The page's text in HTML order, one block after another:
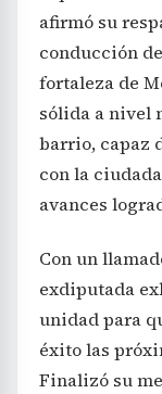
afirmó su
conducción
fortaleza de
sólida a nivel
barrio, capaz
con la
avances
Con un
exdiputada
unidad para
éxito las
Finalizó su